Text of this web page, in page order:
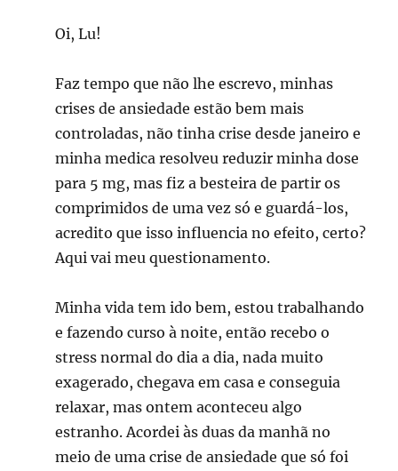
Oi, Lu!
Faz tempo que não lhe escrevo, minhas
crises de ansiedade estão bem mais
controladas, não tinha crise desde janeiro e
minha medica resolveu reduzir minha dose
para 5 mg, mas fiz a besteira de partir os
comprimidos de uma vez só e guardá-los,
acredito que isso influencia no efeito, certo?
Aqui vai meu questionamento.
Minha vida tem ido bem, estou trabalhando
e fazendo curso à noite, então recebo o
stress normal do dia a dia, nada muito
exagerado, chegava em casa e conseguia
relaxar, mas ontem aconteceu algo
estranho. Acordei às duas da manhã no
meio de uma crise de ansiedade que só foi